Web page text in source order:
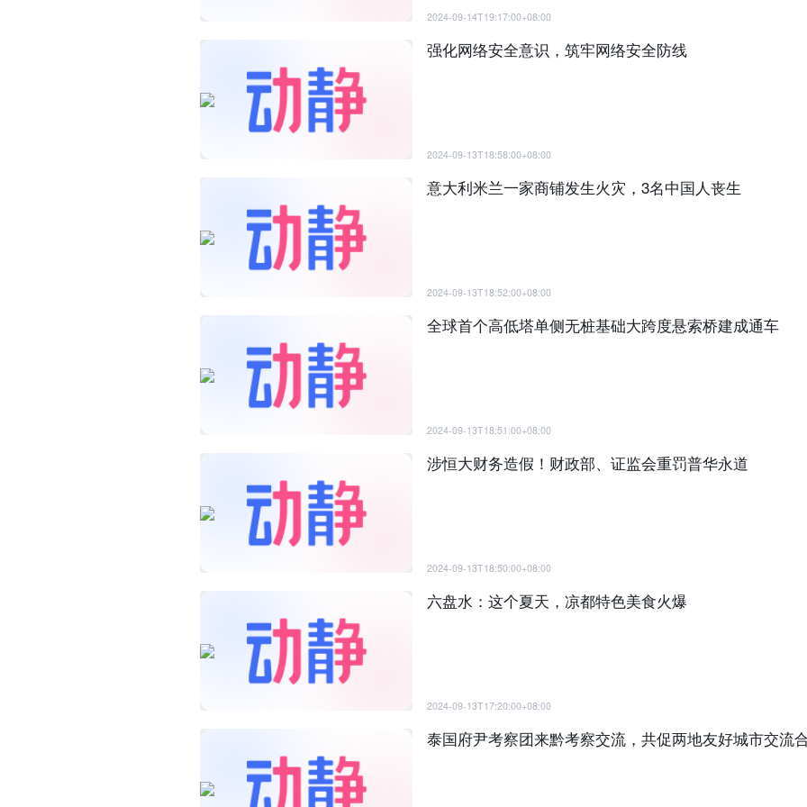
2024-09-14T19:17:00+08:00
强化网络安全意识，筑牢网络安全防线
2024-09-13T18:58:00+08:00
意大利米兰一家商铺发生火灾，3名中国人丧生
2024-09-13T18:52:00+08:00
全球首个高低塔单侧无桩基础大跨度悬索桥建成通车
2024-09-13T18:51:00+08:00
涉恒大财务造假！财政部、证监会重罚普华永道
2024-09-13T18:50:00+08:00
六盘水：这个夏天，凉都特色美食火爆
2024-09-13T17:20:00+08:00
泰国府尹考察团来黔考察交流，共促两地友好城市交流